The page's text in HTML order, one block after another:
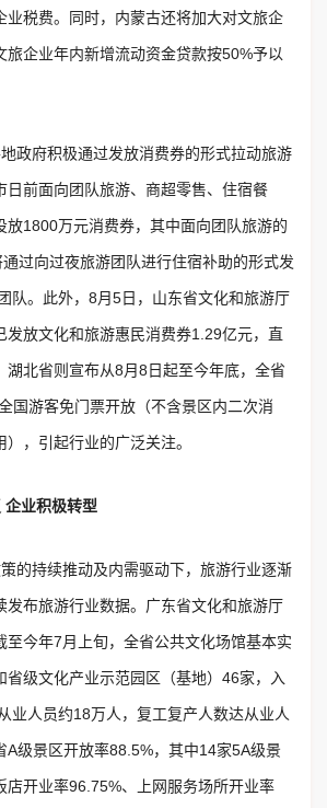
业税费。同时，内蒙古还将加大对文旅企
旅企业年内新增流动资金贷款按50%予以
政府积极通过发放消费券的形式拉动旅游
日前面向团队旅游、商超零售、住宿餐
放1800万元消费券，其中面向团队旅游的
过向过夜旅游团队进行住宿补助的形式发
队。此外，8月5日，山东省文化和旅游厅
发放文化和旅游惠民消费券1.29亿元，直
湖北省则宣布从8月8日起至今年底，全省
国游客免门票开放（不含景区内二次消
，引起行业的广泛关注。
企业积极转型
的持续推动及内需驱动下，旅游行业逐渐
发布旅游行业数据。广东省文化和旅游厅
至今年7月上旬，全省公共文化场馆基本实
省级文化产业示范园区（基地）46家，入
业人员约18万人，复工复产人数达从业人
A级景区开放率88.5%，其中14家5A级景
店开业率96.75%、上网服务场所开业率